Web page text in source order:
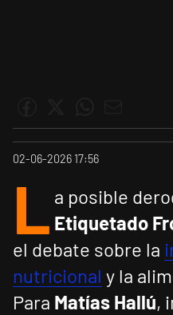
02-06-2026 17:56
L a posible
Etiquetado
el debate sobre la
nutricional y la
Para Matías Hallú,